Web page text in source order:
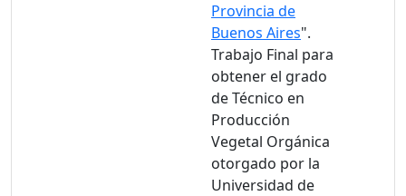
Provincia de
Buenos Aires".
Trabajo Final para
obtener el grado
de Técnico en
Producción
Vegetal Orgánica
otorgado por la
Universidad de